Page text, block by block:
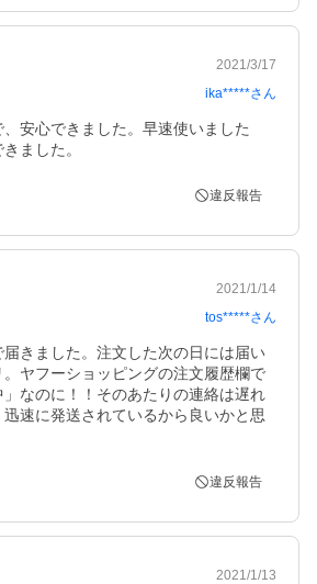
2021/3/17
ika*****さん
安心できました。早速使いました
違反報告
2021/1/14
tos*****さん
きました。注文した次の日には届い
ヤフーショッピングの注文履歴欄で
なのに！！そのあたりの連絡は遅れ
速に発送されているから良いかと思
違反報告
2021/1/13